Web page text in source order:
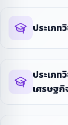
ประเภท
ประเภท
เศรษฐกิ